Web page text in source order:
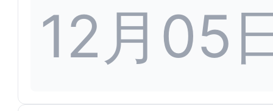
12月05